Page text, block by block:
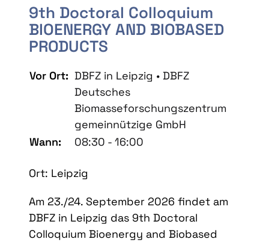
9th Doctoral Colloquium
BIOENERGY AND BIOBASED
PRODUCTS
Vor Ort: DBFZ in Leipzig • DBFZ
Deutsches
Biomasseforschungszentrum
gemeinnützige GmbH
Wann:
08:30 - 16:00
Ort: Leipzig
Am 23./24. September 2026 findet am
DBFZ in Leipzig das 9th Doctoral
Colloquium Bioenergy and Biobased